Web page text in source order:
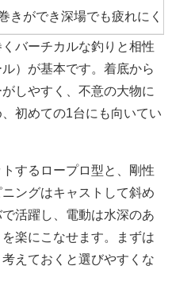
きができ深場でも疲れにく
バーチカルな釣りと相性
）が基本です。着底から
しやすく、不意の大物に
初めての1台にも向いてい
するロープロ型と、剛性
ングはキャストして斜め
活躍し、電動は水深のあ
楽にこなせます。まずは
えておくと選びやすくな